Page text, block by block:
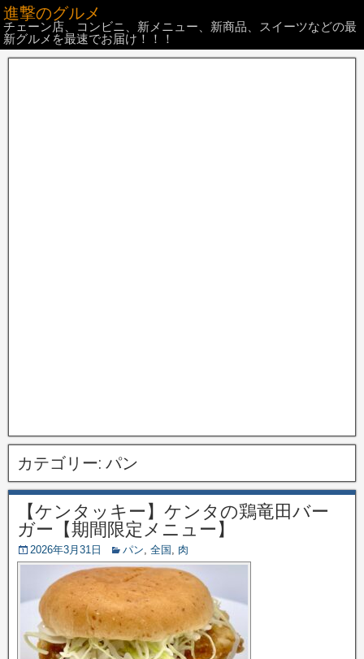
進撃のグルメ
チェーン店、コンビニ、新メニュー、新商品、スイーツなどの最
新グルメを最速でお届け！！！
カテゴリー: パン
【ケンタッキー】ケンタの鶏竜田バー
ガー【期間限定メニュー】
2026年3月31日 パン, 全国 , 肉